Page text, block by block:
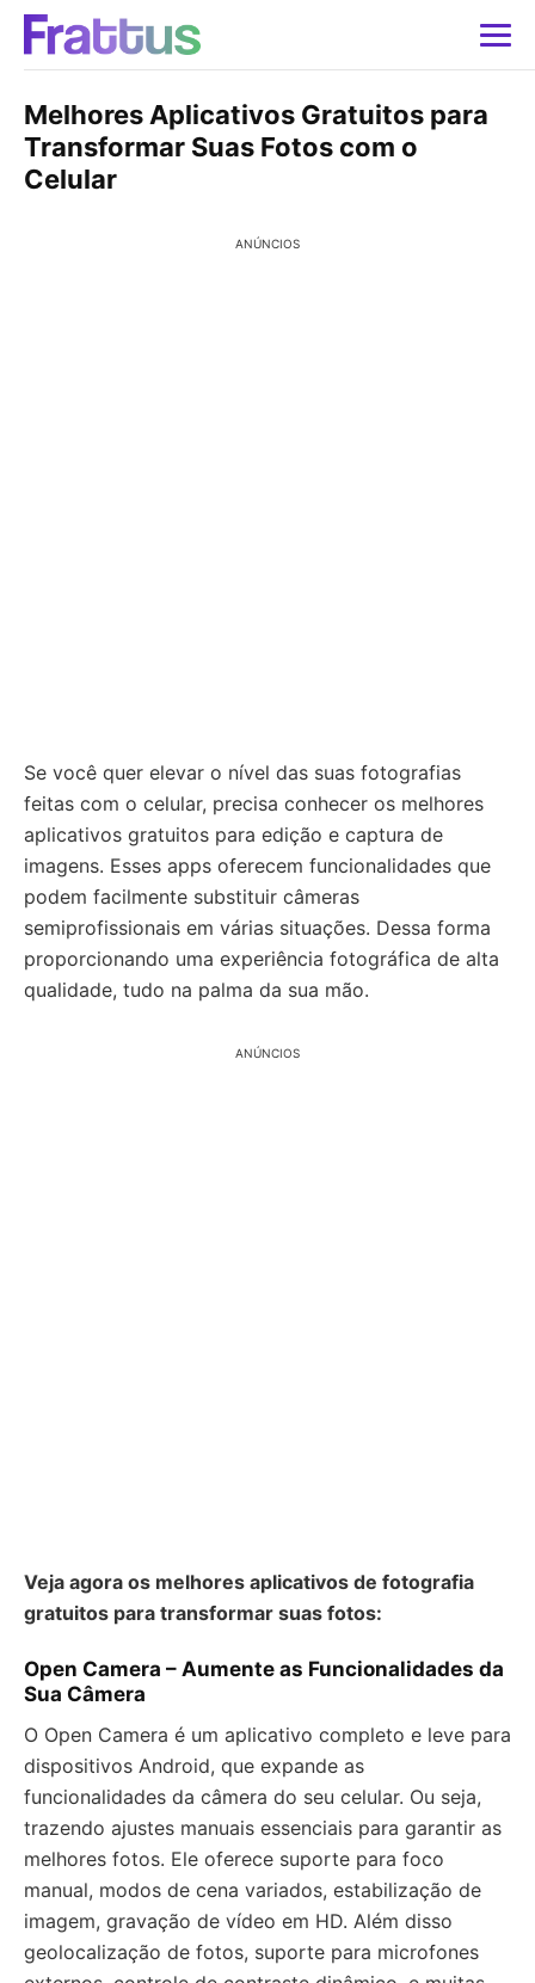
Melhores Aplicativos Gratuitos para
Transformar Suas Fotos com o
Celular
ANÚNCIOS
Se você quer elevar o nível das suas fotografias
feitas com o celular, precisa conhecer os melhores
aplicativos gratuitos para edição e captura de
imagens. Esses apps oferecem funcionalidades que
podem facilmente substituir câmeras
semiprofissionais em várias situações. Dessa forma
proporcionando uma experiência fotográfica de alta
qualidade, tudo na palma da sua mão.
ANÚNCIOS
Veja agora os melhores aplicativos de fotografia
gratuitos para transformar suas fotos:
Open Camera – Aumente as Funcionalidades da
Sua Câmera
O Open Camera é um aplicativo completo e leve para
dispositivos Android, que expande as
funcionalidades da câmera do seu celular. Ou seja,
trazendo ajustes manuais essenciais para garantir as
melhores fotos. Ele oferece suporte para foco
manual, modos de cena variados, estabilização de
imagem, gravação de vídeo em HD. Além disso
geolocalização de fotos, suporte para microfones